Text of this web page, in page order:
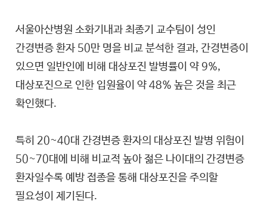
서울아산병원 소화기내과 최종기 교수팀이 성인
간경변증 환자 50만 명을 비교 분석한 결과, 간경변증이
있으면 일반인에 비해 대상포진 발병률이 약 9%,
대상포진으로 인한 입원율이 약 48% 높은 것을 최근
확인했다.
특히 20~40대 간경변증 환자의 대상포진 발병 위험이
50~70대에 비해 비교적 높아 젊은 나이대의 간경변증
환자일수록 예방 접종을 통해 대상포진을 주의할
필요성이 제기된다.